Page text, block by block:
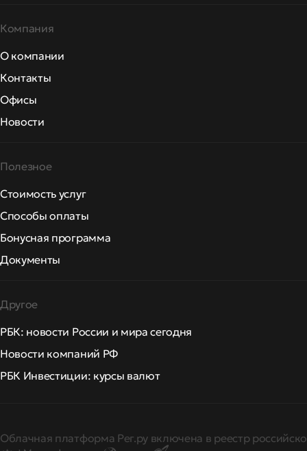
Компания
О компании
Контакты
Офисы
Новости
Полезное
Стоимость услуг
Способы оплаты
Бонусная программа
Документы
Другое
РБК: новости России и мира сегодня
Новости компаний РФ
РБК Инвестиции: курсы валют
Облачная платформа Рег.ру включена в реестр